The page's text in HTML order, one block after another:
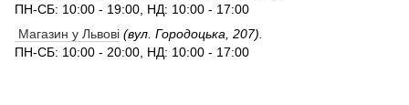
ПН-СБ: 10:00 - 19:00, НД: 10:00 - 17:00
Магазин у Львові (вул. Городоцька, 207).
ПН-СБ: 10:00 - 20:00, НД: 10:00 - 17:00